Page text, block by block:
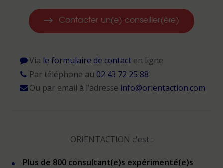
Contacter un(e) conseiller(ère)
Via le formulaire de contacten ligne
Par téléphone au 02 43 72 25 88
Ou par email à l’adresse info@orientaction.com
ORIENTACTION c'est :
Plus de 800 consultant(e)s expérimenté(e)s